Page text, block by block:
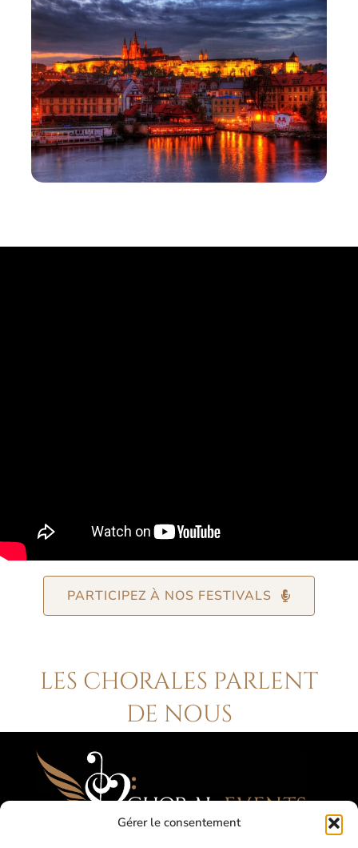
Gérer le consentement
PARTICIPEZ À NOS FESTIVALS
LES CHORALES PARLENT
DE NOUS